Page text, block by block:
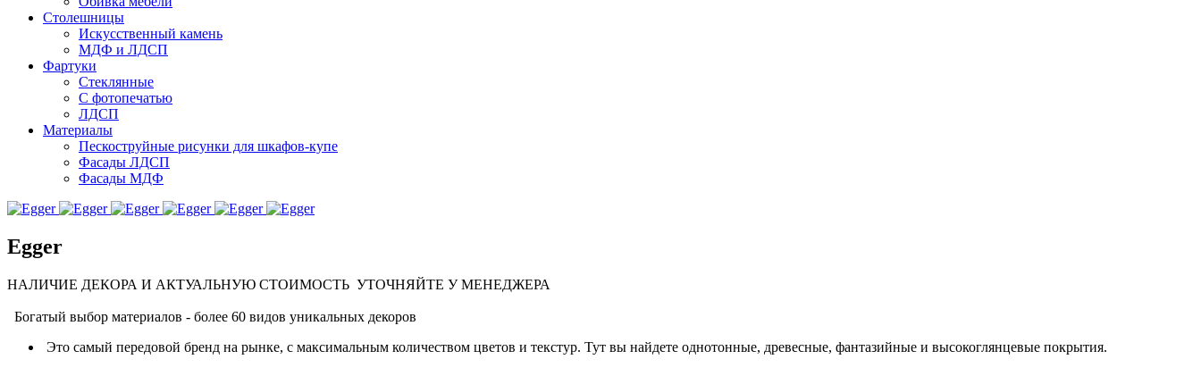
Столешницы
Искусственный камень
МДФ и ЛДСП
Фартуки
Стеклянные
С фотопечатью
ЛДСП
Материалы
Пескоструйные рисунки для шкафов-купе
Фасады ЛДСП
Фасады МДФ
Egger
НАЛИЧИЕ ДЕКОРА И АКТУАЛЬНУЮ СТОИМОСТЬ УТОЧНЯЙТЕ У МЕНЕДЖЕРА
Богатый выбор материалов - более 60 видов уникальных декоров
Это самый передовой бренд на рынке, с максимальным количеством цветов и текстур. Тут вы найдете однотонные, древесные, фантазийные и высокоглянцевые покрытия.